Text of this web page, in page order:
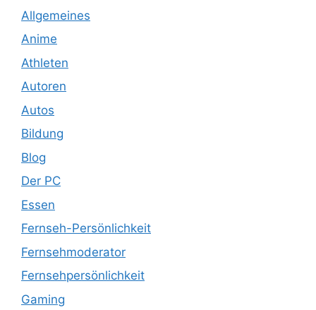
Allgemeines
Anime
Athleten
Autoren
Autos
Bildung
Blog
Der PC
Essen
Fernseh-Persönlichkeit
Fernsehmoderator
Fernsehpersönlichkeit
Gaming